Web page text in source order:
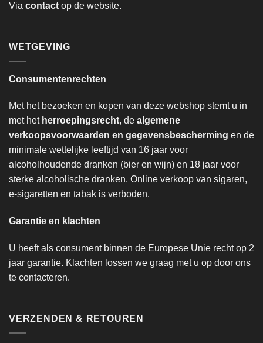
Via contact op de website.
WETGEVING
Consumentenrechten
Met het bezoeken en kopen van deze webshop stemt u in
met het herroepingsrecht, de algemene
verkoopsvoorwaarden en gegevensbescherming en de
minimale wettelijke leeftijd van 16 jaar voor
alcoholhoudende dranken (bier en wijn) en 18 jaar voor
sterke alcoholische dranken. Online verkoop van sigaren,
e-sigaretten en tabak is verboden.
Garantie en klachten
U heeft als consument binnen de Europese Unie recht op 2
jaar garantie. Klachten lossen we graag met u op door ons
te contacteren.
VERZENDEN & RETOUREN